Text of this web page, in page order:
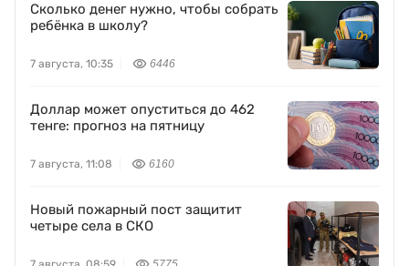
Сколько денег нужно, чтобы собрать
ребёнка в школу?
7 августа, 10:35 6446
Доллар может опуститься до 462
тенге: прогноз на пятницу
7 августа, 11:08 6160
Новый пожарный пост защитит
четыре села в СКО